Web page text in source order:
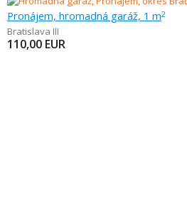
Pronájem, hromadná garáž, 1 m2
Bratislava III
110,00 EUR